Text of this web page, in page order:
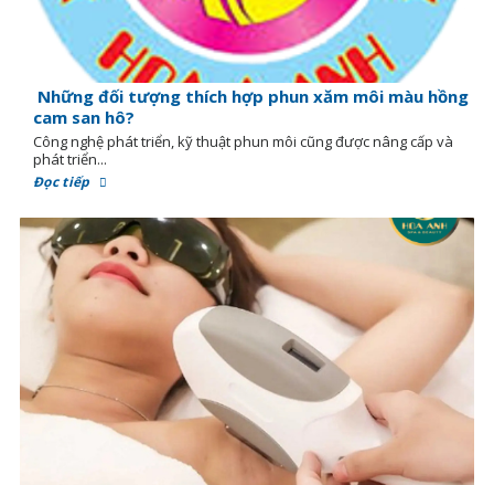
Những đối tượng thích hợp phun xăm môi màu hồng
cam san hô?
Công nghệ phát triển, kỹ thuật phun môi cũng được nâng cấp và
phát triển...
Đọc tiếp